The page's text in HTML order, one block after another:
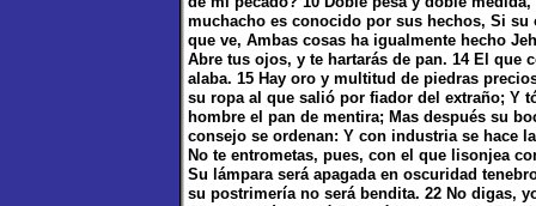
muchacho es conocido por sus hechos, Si
que ve, Ambas cosas ha igualmente hecho
Abre tus ojos, y te hartarás de pan. 14 El que
alaba. 15 Hay oro y multitud de piedras
su ropa al que salió por fiador del extraño; Y
hombre el pan de mentira; Mas después su
consejo se ordenan: Y con industria se hace
No te entrometas, pues, con el que lisonjea
Su lámpara será apagada en oscuridad
su postrimería no será bendita. 22 No digas,